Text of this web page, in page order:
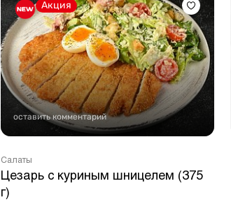
Акция
оставить комментарий
Салаты
Цезарь с куриным шницелем (375
г)